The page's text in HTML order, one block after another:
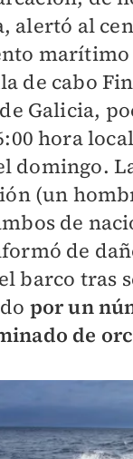
alertó al
marítimo
de cabo
Galicia,
hora
domingo.
(un
de
de
barco tras
por un
de